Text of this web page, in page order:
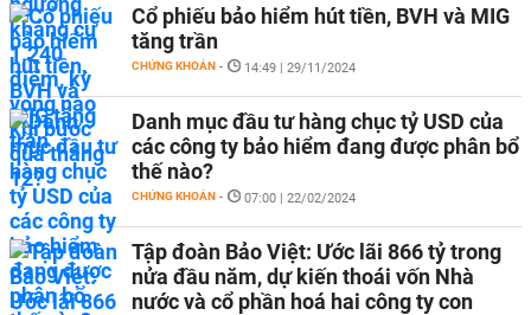
Cổ phiếu bảo hiểm hút tiền, BVH và MIG
tăng trần
CHỨNG KHOÁN - 14:49 | 29/11/2024
Danh mục đầu tư hàng chục tỷ USD của
các công ty bảo hiểm đang được phân bổ
thế nào?
CHỨNG KHOÁN - 07:00 | 22/02/2024
Tập đoàn Bảo Việt: Ước lãi 866 tỷ trong
nửa đầu năm, dự kiến thoái vốn Nhà
nước và cổ phần hoá hai công ty con